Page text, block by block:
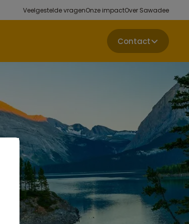
Veelgestelde vragenOnze impactOver Sawadee
Contact